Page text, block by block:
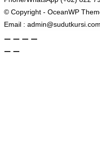
© Copyright - OceanWP
Email :